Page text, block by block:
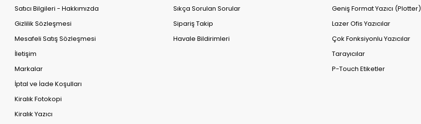
Satıcı Bilgileri - Hakkımızda
Gizlilik Sözleşmesi
Mesafeli Satış Sözleşmesi
İletişim
Markalar
İptal ve İade Koşulları
Kiralık Fotokopi
Kiralık Yazıcı
Sıkça Sorulan Sorular
Sipariş Takip
Havale Bildirimleri
Geniş Format Yazıcı (Plotter)
Lazer Ofis Yazıcılar
Çok Fonksiyonlu Yazıcılar
Tarayıcılar
P-Touch Etiketler